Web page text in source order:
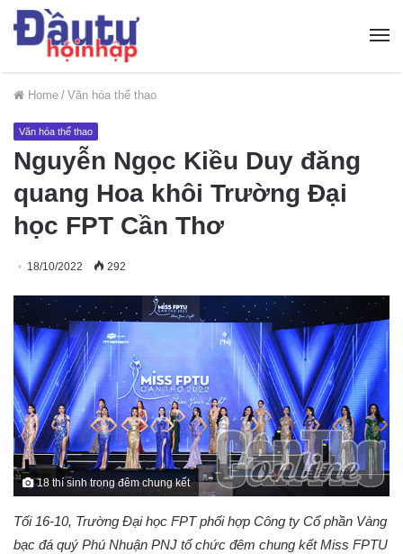
Home / Văn hóa thể thao
Văn hóa thể thao
Nguyễn Ngọc Kiều Duy đăng
quang Hoa khôi Trường Đại
học FPT Cần Thơ
18/10/2022 292
18 thí sinh trong đêm chung kết​
Tối 16-10, Trường Đại học FPT phối hợp Công ty Cổ phần Vàng
bạc đá quý Phú Nhuận PNJ tổ chức đêm chung kết Miss FPTU